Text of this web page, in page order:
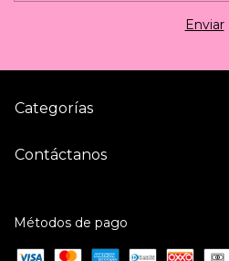
Categorías
Contáctanos
Métodos de pago